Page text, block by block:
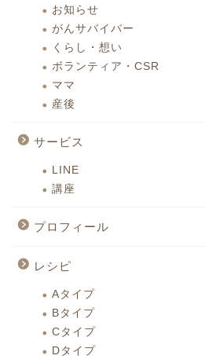
お知らせ
がんサバイバー
くらし・想い
ボランティア・CSR
ママ
産後
サービス
LINE
講座
プロフィール
レシピ
Aタイプ
Bタイプ
Cタイプ
Dタイプ